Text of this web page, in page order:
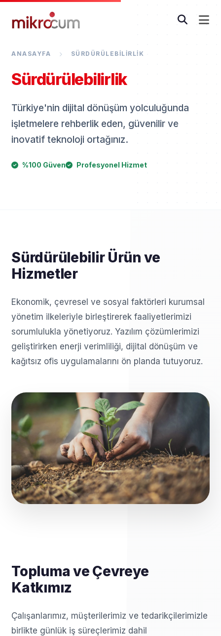
ANASAYFA SÜRDÜRÜLEBILIRLIK
Sürdürülebilirlik
Türkiye'nin dijital dönüşüm yolculuğunda
işletmelere rehberlik eden, güvenilir ve
inovatif teknoloji ortağınız.
%100 Güven Profesyonel Hizmet
Sürdürülebilir Ürün ve
Hizmetler
Ekonomik, çevresel ve sosyal faktörleri kurumsal
yönetim ilkeleriyle birleştirerek faaliyetlerimizi
sorumlulukla yönetiyoruz. Yazılım çözümlerimizi
geliştirirken enerji verimliliği, dijital dönüşüm ve
kağıtsız ofis uygulamalarını ön planda tutuyoruz.
Topluma ve Çevreye
Katkımız
Çalışanlarımız, müşterilerimiz ve tedarikçilerimizle
birlikte günlük iş süreçlerimiz dahil